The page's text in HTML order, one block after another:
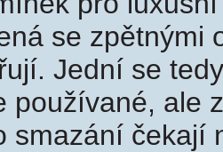
se zpětnými
Jední se
používané, ale
smazání čekají